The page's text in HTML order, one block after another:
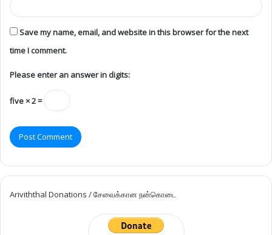
Save my name, email, and website in this browser for the next
time I comment.
Please enter an answer in digits:
five × 2 =
Ariviththal Donations / சேவைக்கான நன்கொடை